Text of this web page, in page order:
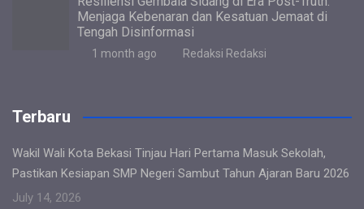
Menjaga Kebenaran dan Kesatuan Jemaat di
Tengah Disinformasi
1 month ago Redaksi Redaksi
Terbaru
Wakil Wali Kota Bekasi Tinjau Hari Pertama Masuk Sekolah,
Pastikan Kesiapan SMP Negeri Sambut Tahun Ajaran Baru 2026
July 14, 2026